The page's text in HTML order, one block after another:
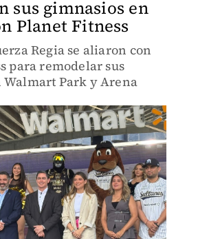
sus gimnasios en
Planet Fitness
Regia se aliaron con
para remodelar sus
Walmart Park y Arena